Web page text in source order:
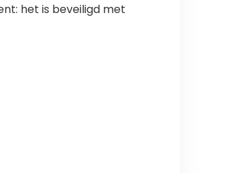
het is beveiligd met